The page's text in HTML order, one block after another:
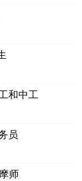
和中工
员
师